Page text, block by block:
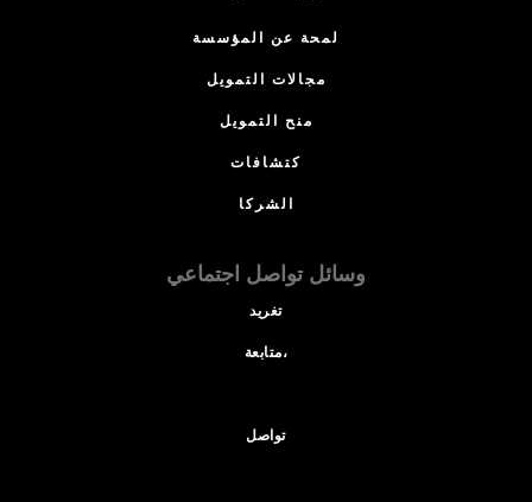
لمحة عن المؤسسة
مجالات التمويل
منح التمويل
كتشافات
الشركا
وسائل تواصل اجتماعي
تغريد
متابعة،
تواصل